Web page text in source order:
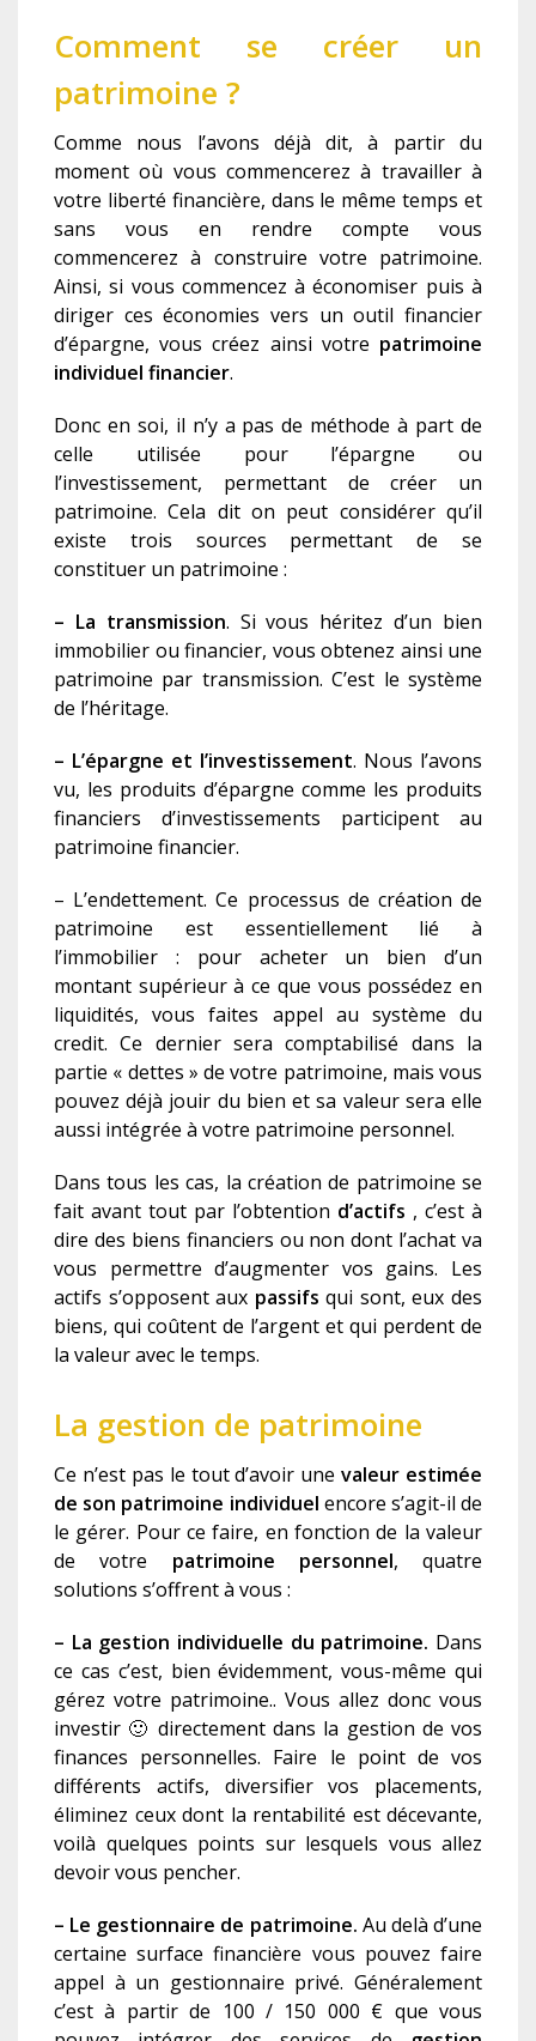
Comment se créer un
patrimoine ?
Comme nous l’avons déjà dit, à partir du
moment où vous commencerez à travailler à
votre liberté financière, dans le même temps et
sans vous en rendre compte vous
commencerez à construire votre patrimoine.
Ainsi, si vous commencez à économiser puis à
diriger ces économies vers un outil financier
d’épargne, vous créez ainsi votre patrimoine
individuel financier.
Donc en soi, il n’y a pas de méthode à part de
celle utilisée pour l’épargne ou
l’investissement, permettant de créer un
patrimoine. Cela dit on peut considérer qu’il
existe trois sources permettant de se
constituer un patrimoine :
– La transmission. Si vous héritez d’un bien
immobilier ou financier, vous obtenez ainsi une
patrimoine par transmission. C’est le système
de l’héritage.
– L’épargne et l’investissement. Nous l’avons
vu, les produits d’épargne comme les produits
financiers d’investissements participent au
patrimoine financier.
– L’endettement. Ce processus de création de
patrimoine est essentiellement lié à
l’immobilier : pour acheter un bien d’un
montant supérieur à ce que vous possédez en
liquidités, vous faites appel au système du
credit. Ce dernier sera comptabilisé dans la
partie « dettes » de votre patrimoine, mais vous
pouvez déjà jouir du bien et sa valeur sera elle
aussi intégrée à votre patrimoine personnel.
Dans tous les cas, la création de patrimoine se
fait avant tout par l’obtention d’actifs , c’est à
dire des biens financiers ou non dont l’achat va
vous permettre d’augmenter vos gains. Les
actifs s’opposent aux passifs qui sont, eux des
biens, qui coûtent de l’argent et qui perdent de
la valeur avec le temps.
La gestion de patrimoine
Ce n’est pas le tout d’avoir unevaleur estimée
de son patrimoine individuel encore s’agit-il de
le gérer. Pour ce faire, en fonction de la valeur
de votre patrimoine personnel, quatre
solutions s’offrent à vous :
– La gestion individuelle du patrimoine. Dans
ce cas c’est, bien évidemment, vous-même qui
gérez votre patrimoine.. Vous allez donc vous
investir 🙂 directement dans la gestion de vos
finances personnelles. Faire le point de vos
différents actifs, diversifier vos placements,
éliminez ceux dont la rentabilité est décevante,
voilà quelques points sur lesquels vous allez
devoir vous pencher.
– Le gestionnaire de patrimoine. Au delà d’une
certaine surface financière vous pouvez faire
appel à un gestionnaire privé. Généralement
c’est à partir de 100 / 150 000 € que vous